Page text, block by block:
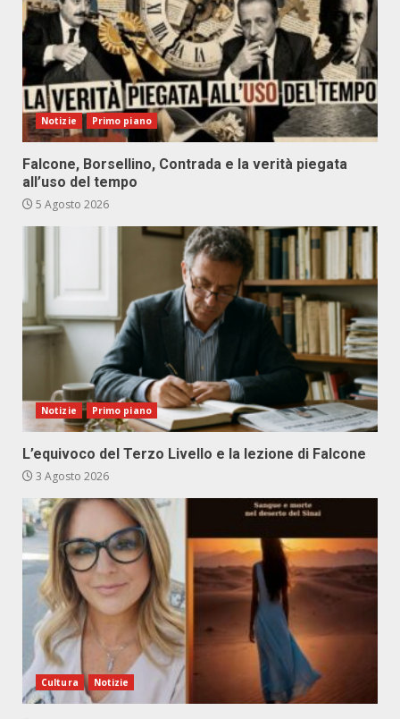
Notizie Primo piano
Falcone, Borsellino, Contrada e la verità piegata
all’uso del tempo
5 Agosto 2026
Notizie Primo piano
L’equivoco del Terzo Livello e la lezione di Falcone
3 Agosto 2026
Cultura Notizie